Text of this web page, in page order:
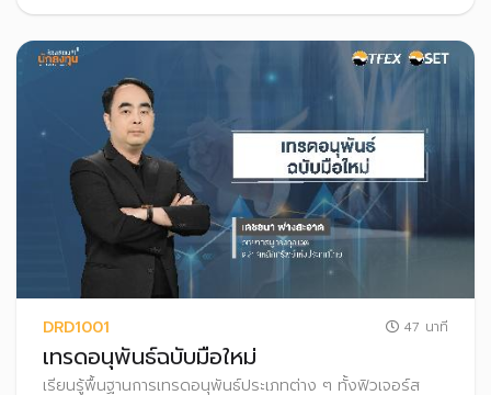
DRD1001 47 นาที
เทรดอนุพันธ์ฉบับมือใหม่
เรียนรู้พื้นฐานการเทรดอนุพันธ์ประเภทต่าง ๆ ทั้งฟิวเจอร์ส